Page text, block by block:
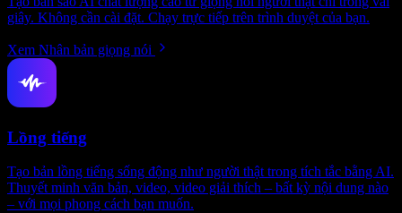
giây. Không cần cài đặt. Chạy trực tiếp trên trình duyệt của bạn.
Xem Nhân bản giọng nói
Lồng tiếng
Tạo bản lồng tiếng sống động như người thật trong tích tắc bằng AI.
Thuyết minh văn bản, video, video giải thích – bất kỳ nội dung nào
– với mọi phong cách bạn muốn.